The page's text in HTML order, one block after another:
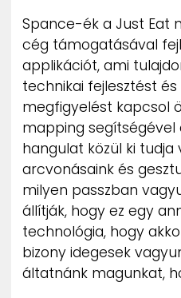
Spance-ék a Just Eat
cég támogatásával
applikációt, ami
technikai fejlesztést és
megfigyelést kapcsol
mapping
hangulat közül ki tudja
arcvonásaink és
milyen passzban
állítják, hogy ez egy
technológia, hogy
bizony idegesek
áltatnánk magunkat,